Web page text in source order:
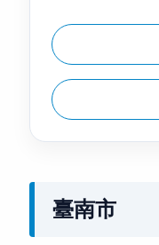
臺南市